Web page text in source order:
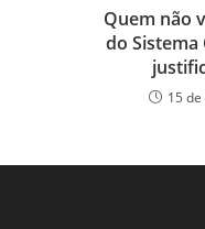
Quem não
do Sistema
15